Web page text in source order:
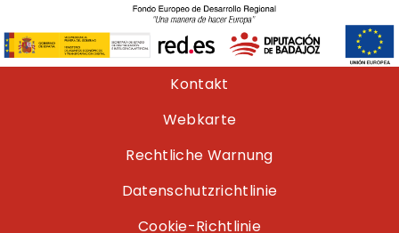
Kontakt
Webkarte
Rechtliche Warnung
Datenschutzrichtlinie
Cookie-Richtlinie